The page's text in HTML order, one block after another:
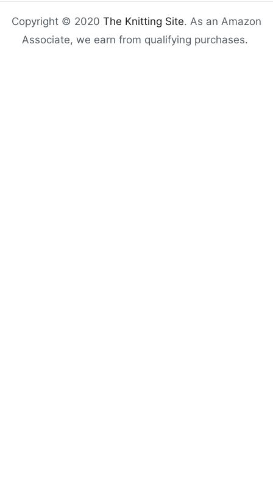
Copyright © 2020 The Knitting Site. As an Amazon
Associate, we earn from qualifying purchases.